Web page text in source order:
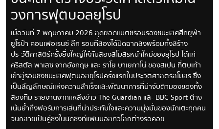
วงการฟุตบอลยุโรป
เมื่อวันที่ 7 พฤษภาคม 2026 สุดยอดแมตช์รอบรองชนะเลิศศึกยูฟ่า
ยูโรป้า คอนเฟอเรนซ์ ลีก รอบที่สองได้ปิดฉากลงพร้อมทั้งสร้าง
ประวัติศาสตร์ครั้งยิ่งใหญ่ให้กับสองสโมสรหน้าใหม่ของยุโรป ได้แก่
คริสตัล พาเลซ จากอังกฤษ และ ราโย บาเยกาโน่ ของสเปน ที่ตบเท้า
เข้าสู่รอบชิงชนะเลิศฟุตบอลยุโรปครั้งแรกในประวัติศาสตร์สโมสร ซึ่ง
เป็นสัญลักษณ์แห่งความสำเร็จและพัฒนาการที่น่าจับตามองของทั้ง
สองทีม รายงานจากแหล่งข่าว The Guardian และ BBC Sport ต่าง
เน้นย้ำถึงฟอร์มการเล่นที่น่าประทับใจและความมุ่งมั่นของนักเตะทุกคน
จนกลายเป็นคู่ชิงในนัดชิงที่แฟนบอลทั่วโลกต่างรอคอย